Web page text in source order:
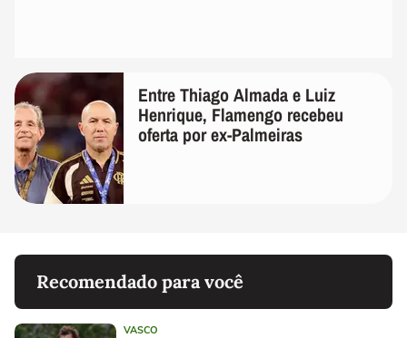
Entre Thiago Almada e Luiz
Henrique, Flamengo recebeu
oferta por ex-Palmeiras
Recomendado para você
VASCO